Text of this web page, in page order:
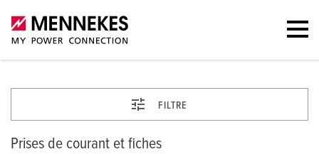
FILTRE
Prises de courant et fiches